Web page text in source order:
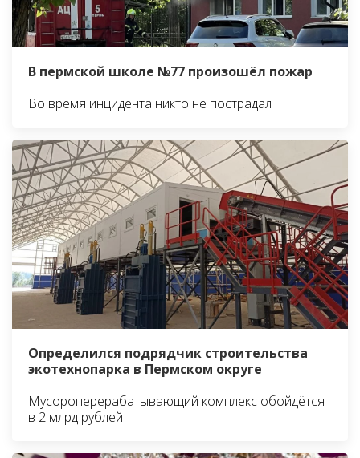
В пермской школе №77 произошёл пожар
Во время инцидента никто не пострадал
Определился подрядчик строительства
экотехнопарка в Пермском округе
Мусороперерабатывающий комплекс обойдётся
в 2 млрд рублей